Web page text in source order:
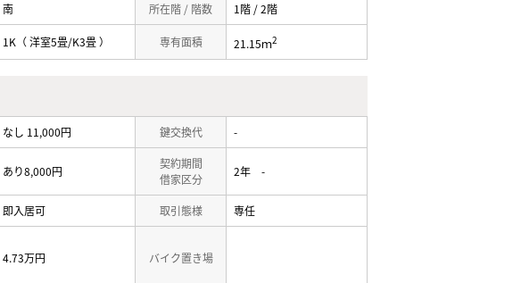
南 所在階 / 階数 1階 / 2階
1K（ 洋室5畳/K3畳 ） 専有面積 21.15ｍ2
なし 11,000円 鍵交換代 -
あり8,000円
契約期間
借家区分
2年 -
即入居可 取引態様 専任
4.73万円 バイク置き場